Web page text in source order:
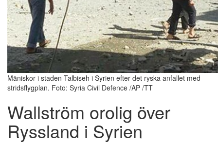
Mäniskor i staden Talbiseh i Syrien efter det ryska anfallet med
stridsflygplan. Foto: Syria Civil Defence /AP /TT
Wallström orolig över
Ryssland i Syrien